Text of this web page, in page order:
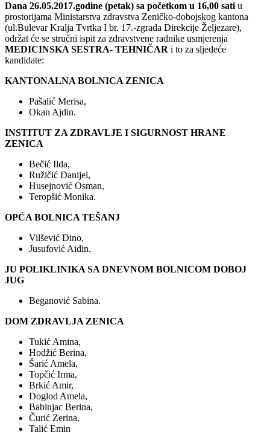
Dana 26.05.2017.godine (petak) sa početkom u 16,00 sati u
prostorijama Ministarstva zdravstva Zeničko-dobojskog kantona
(ul.Bulevar Kralja Tvrtka I br. 17.-zgrada Direkcije Željezare),
održat će se stručni ispit za zdravstvene radnike usmjerenja
MEDICINSKA SESTRA- TEHNIČAR i to za sljedeće
kandidate:
KANTONALNA BOLNICA ZENICA
Pašalić Merisa,
Okan Ajdin.
INSTITUT ZA ZDRAVLJE I SIGURNOST HRANE
ZENICA
Bečić Ilda,
Ružičić Danijel,
Husejnović Osman,
Teropšić Monika.
OPĆA BOLNICA TEŠANJ
Vilšević Dino,
Jusufović Aidin.
JU POLIKLINIKA SA DNEVNOM BOLNICOM DOBOJ
JUG
Beganović Sabina.
DOM ZDRAVLJA ZENICA
Tukić Amina,
Hodžić Berina,
Šarić Amela,
Topčić Irma,
Brkić Amir,
Doglod Amela,
Babinjac Berina,
Čurić Zerina,
Talić Emin